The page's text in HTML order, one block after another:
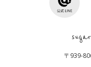
〒939-